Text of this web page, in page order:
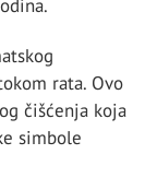
rata. Ovo
čišćenja koja
simbole